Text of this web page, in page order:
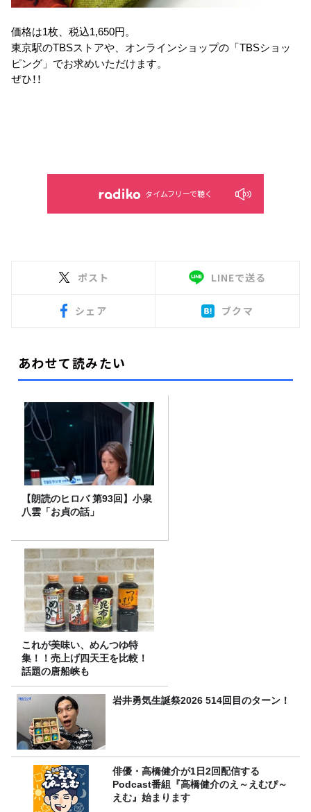
価格は1枚、税込1,650円。
東京駅のTBSストアや、オンラインショップの「TBSショッ
ピング」でお求めいただけます。
ぜひ！！
タイムフリーで聴く
ポスト LINEで送る
シェア ブクマ
あわせて読みたい
【朗読のヒロバ 第93回】小泉
八雲「お貞の話」
これが美味い、めんつゆ特
集！！売上げ四天王を比較！
話題の唐船峡も
岩井勇気生誕祭2026 514回目のターン！
俳優・高橋健介が1日2回配信する
Podcast番組『高橋健介のえ～えむぴ～
えむ』始まります